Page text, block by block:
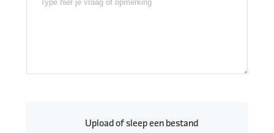
Uploadof sleep een bestand